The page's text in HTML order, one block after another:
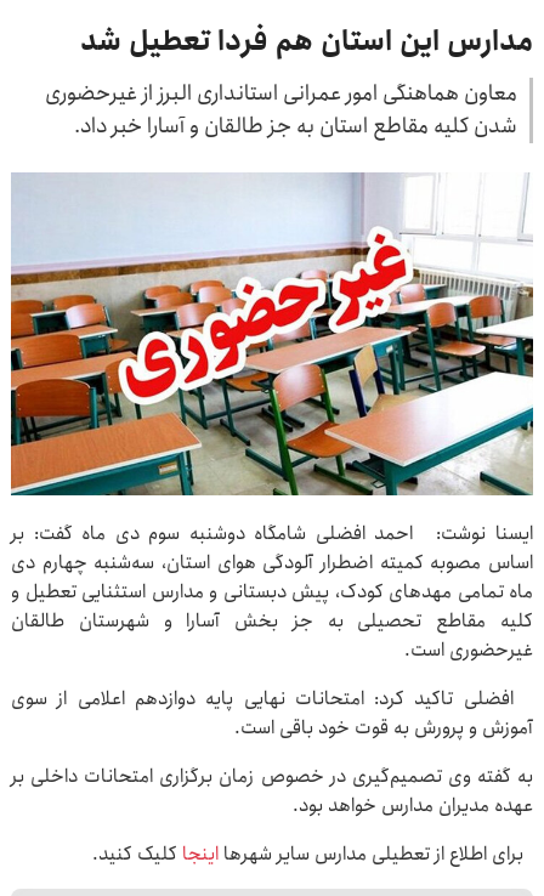
مدارس این استان هم فردا تعطیل شد
معاون هماهنگی امور عمرانی استانداری البرز از غیرحضوری
شدن کلیه مقاطع استان به جز طالقان و آسارا خبر داد.
ایسنا نوشت: احمد افضلی شامگاه دوشنبه سوم دی ماه گفت: بر
اساس مصوبه کمیته اضطرار آلودگی هوای استان، سه‌شنبه چهارم دی
ماه تمامی مهدهای کودک، پیش دبستانی و مدارس استثنایی تعطیل و
کلیه مقاطع تحصیلی به جز بخش آسارا و شهرستان طالقان
غیرحضوری است.
افضلی تاکید کرد: امتحانات نهایی پایه دوازدهم اعلامی از سوی
آموزش و پرورش به قوت خود باقی است.
به گفته وی تصمیم‌گیری در خصوص زمان برگزاری امتحانات داخلی بر
عهده مدیران مدارس خواهد بود.
برای اطلاع از تعطیلی مدارس سایر شهرها اینجا کلیک کنید.